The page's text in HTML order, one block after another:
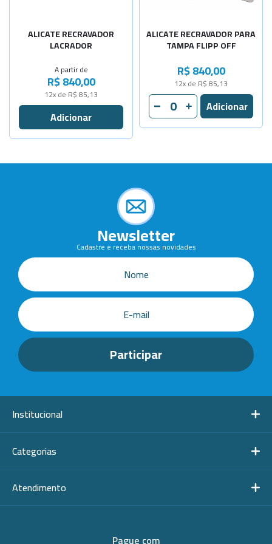
ALICATE RECRAVADOR
LACRADOR
A partir de
R$ 840,00
12x de R$ 85,13
ALICATE RECRAVADOR PARA
TAMPA FLIPP OFF
R$ 840,00
12x de R$ 85,13
Newsletter
Cadastre e receba nossas novidades
Institucional
Categorias
Atendimento
Pague com